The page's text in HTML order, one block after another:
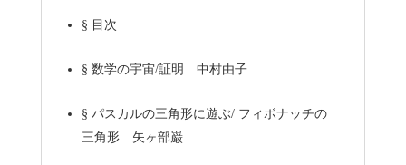
§ 目次
§ 数学の宇宙/証明 中村由子
§ パスカルの三角形に遊ぶ/ フィボナッチの
三角形 矢ヶ部巌